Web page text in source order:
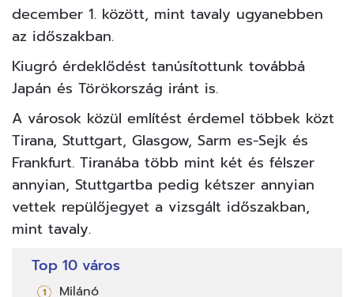
december 1. között, mint tavaly ugyanebben
az időszakban.
Kiugró érdeklődést tanúsítottunk továbbá
Japán és Törökország iránt is.
A városok közül említést érdemel többek közt
Tirana, Stuttgart, Glasgow, Sarm es-Sejk és
Frankfurt. Tiranába több mint két és félszer
annyian, Stuttgartba pedig kétszer annyian
vettek repülőjegyet a vizsgált időszakban,
mint tavaly.
Top 10 város
Milánó